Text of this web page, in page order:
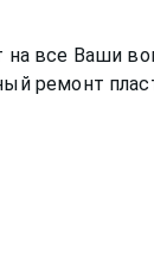
на все Ваши
ремонт